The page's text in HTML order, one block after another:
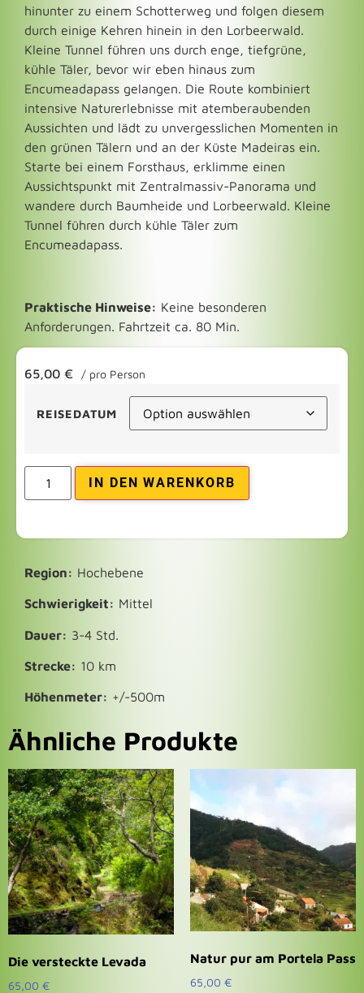
hinunter zu einem Schotterweg und folgen diesem
durch einige Kehren hinein in den Lorbeerwald.
Kleine Tunnel führen uns durch enge, tiefgrüne,
kühle Täler, bevor wir eben hinaus zum
Encumeadapass gelangen. Die Route kombiniert
intensive Naturerlebnisse mit atemberaubenden
Aussichten und lädt zu unvergesslichen Momenten in
den grünen Tälern und an der Küste Madeiras ein.
Starte bei einem Forsthaus, erklimme einen
Aussichtspunkt mit Zentralmassiv-Panorama und
wandere durch Baumheide und Lorbeerwald. Kleine
Tunnel führen durch kühle Täler zum
Encumeadapass.
Praktische Hinweise: Keine besonderen
Anforderungen. Fahrtzeit ca. 80 Min.
65,00 €
IN DEN WARENKORB
Region: Hochebene
Schwierigkeit: Mittel
Dauer: 3-4 Std.
Strecke: 10 km
Höhenmeter: +/-500m
Ähnliche Produkte
Die versteckte Levada
65,00 €
Natur pur am Portela Pass
65,00 €